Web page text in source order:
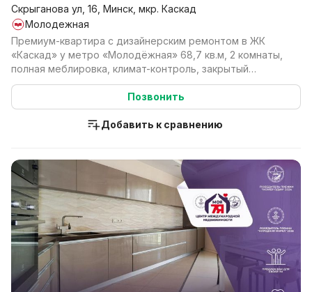
Скрыганова ул, 16, Минск, мкр. Каскад
Молодежная
Премиум-квартира с дизайнерским ремонтом в ЖК
«Каскад» у метро «Молодёжная» 68,7 кв.м, 2 комнаты,
полная меблировка, климат-контроль, закрытый
комплек...
Позвонить
Добавить к сравнению